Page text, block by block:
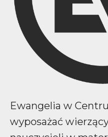
Ewangelia w
wyposażać